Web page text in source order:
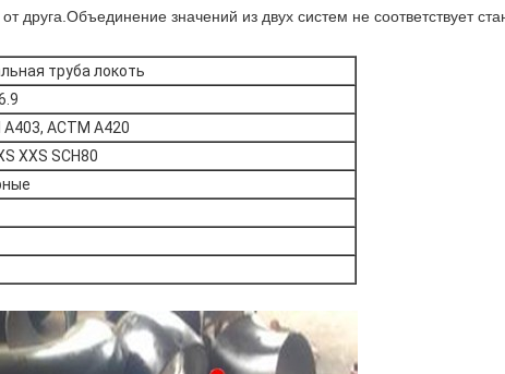
друга.Объединение значений из двух систем не соответствует
труба локоть
АСТМ A420
XXS SCH80